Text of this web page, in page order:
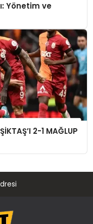
Yönetim ve
2-1 MAĞLUP